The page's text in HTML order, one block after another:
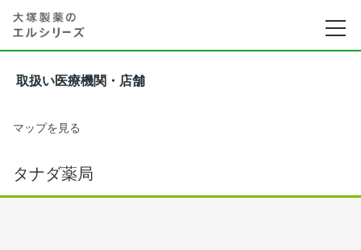
取扱い医療機関・店舗
マップを見る
タナダ薬局